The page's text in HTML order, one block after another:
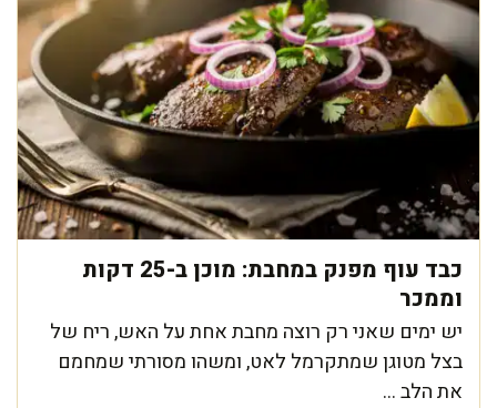
כבד עוף מפנק במחבת: מוכן ב-25 דקות
וממכר
יש ימים שאני רק רוצה מחבת אחת על האש, ריח של
בצל מטוגן שמתקרמל לאט, ומשהו מסורתי שמחמם
את הלב ...